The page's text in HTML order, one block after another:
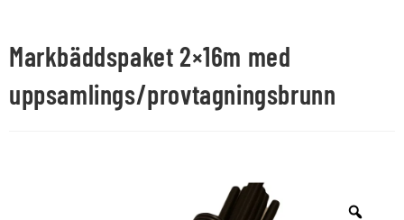
Markbäddspaket 2×16m med
uppsamlings/provtagningsbrunn